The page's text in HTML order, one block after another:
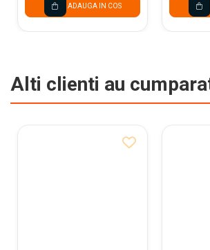
ADAUGA IN COS
Alti clienti au